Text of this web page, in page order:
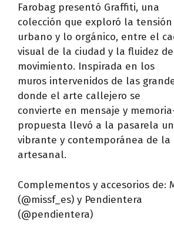
Farobag presentó Graffiti, una
colección que exploró la
urbano y lo orgánico, entre el
visual de la ciudad y la fluidez
movimiento. Inspirada en los
muros intervenidos de las
donde el arte callejero se
convierte en mensaje y
propuesta llevó a la pasarela
vibrante y contemporánea de la
artesanal.
Complementos y accesorios de:
(@missf_es) y Pendientera
(@pendientera)